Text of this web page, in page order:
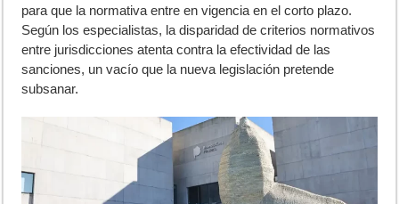
para que la normativa entre en vigencia en el corto plazo.
Según los especialistas, la disparidad de criterios normativos
entre jurisdicciones atenta contra la efectividad de las
sanciones, un vacío que la nueva legislación pretende
subsanar.